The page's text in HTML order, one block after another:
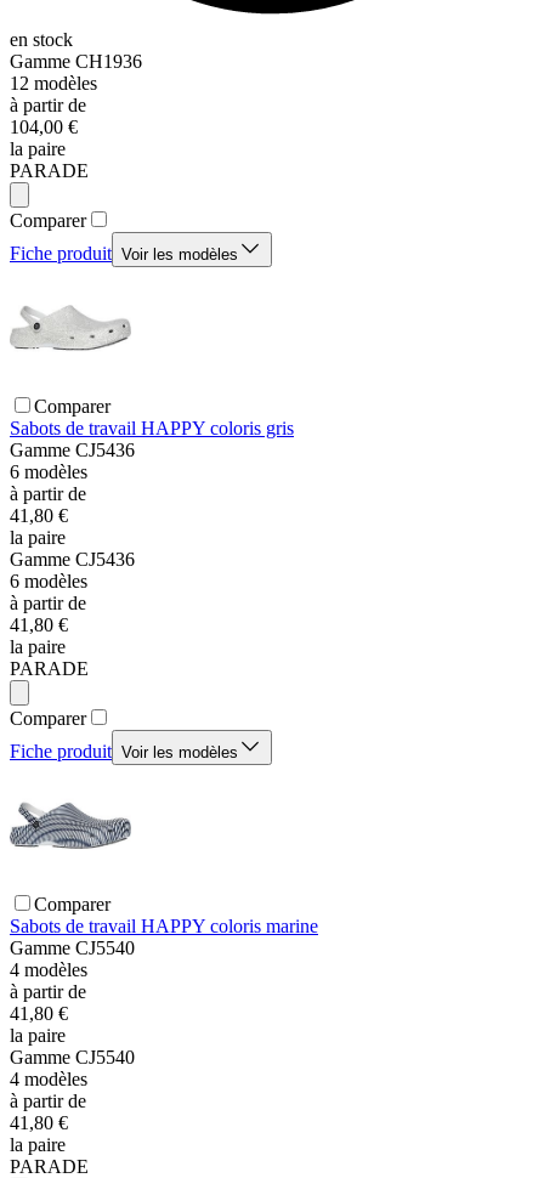
en stock
Gamme CH1936
12 modèles
à partir de
104,00 €
la paire
PARADE
Comparer
Fiche produit Voir les modèles
Comparer
Sabots de travail HAPPY coloris gris
Gamme CJ5436
6 modèles
à partir de
41,80 €
la paire
Gamme CJ5436
6 modèles
à partir de
41,80 €
la paire
PARADE
Comparer
Fiche produit Voir les modèles
Comparer
Sabots de travail HAPPY coloris marine
Gamme CJ5540
4 modèles
à partir de
41,80 €
la paire
Gamme CJ5540
4 modèles
à partir de
41,80 €
la paire
PARADE